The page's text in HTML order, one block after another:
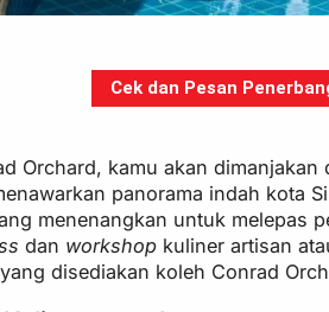
Cek dan Pesan
Orchard, kamu akan
panorama indah kota
menenangkan untuk melepas
dan workshop kuliner artisan
disediakan koleh Conrad